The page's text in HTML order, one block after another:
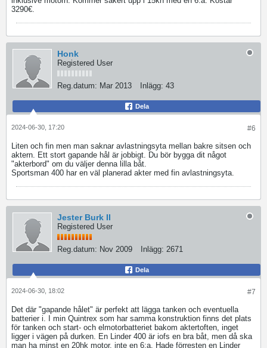
3290€.
Honk
Registered User
Reg.datum: Mar 2013 Inlägg: 43
Dela
#6
2024-06-30, 17:20
Liten och fin men man saknar avlastningsyta mellan bakre sitsen och
aktern. Ett stort gapande hål är jobbigt. Du bör bygga dit något
"akterbord" om du väljer denna lilla båt.
Sportsman 400 har en väl planerad akter med fin avlastningsyta.
Jester Burk II
Registered User
Reg.datum: Nov 2009 Inlägg: 2671
Dela
#7
2024-06-30, 18:02
Det där "gapande hålet" är perfekt att lägga tanken och eventuella
batterier i. I min Quintrex som har samma konstruktion finns det plats
för tanken och start- och elmotorbatteriet bakom aktertoften, inget
ligger i vägen på durken. En Linder 400 är iofs en bra båt, men då ska
man ha minst en 20hk motor, inte en 6:a. Hade förresten en Linder